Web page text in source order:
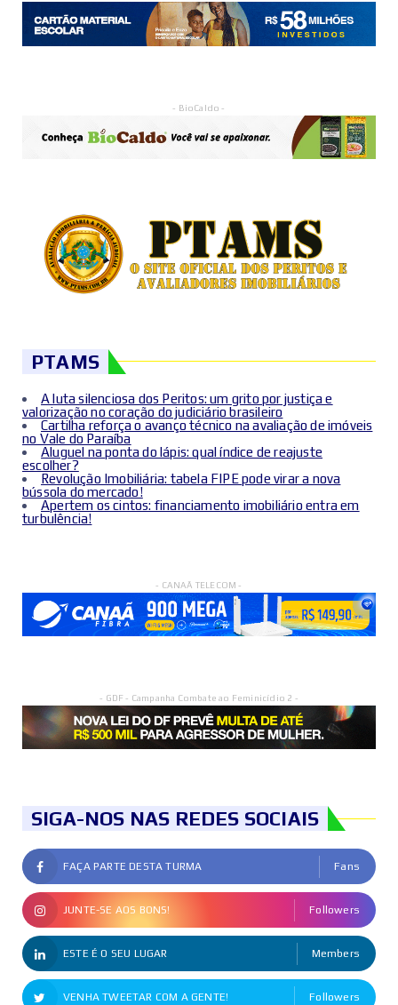
- BioCaldo -
PTAMS
A luta silenciosa dos Peritos: um grito por justiça e
valorização no coração do judiciário brasileiro
Cartilha reforça o avanço técnico na avaliação de imóveis
no Vale do Paraíba
Aluguel na ponta do lápis: qual índice de reajuste
escolher?
Revolução Imobiliária: tabela FIPE pode virar a nova
bússola do mercado!
Apertem os cintos: financiamento imobiliário entra em
turbulência!
- CANAÃ TELECOM -
- GDF - Campanha Combate ao Feminicídio 2 -
SIGA-NOS NAS REDES SOCIAIS
FAÇA PARTE DESTA TURMA Fans
JUNTE-SE AOS BONS! Followers
ESTE É O SEU LUGAR Members
VENHA TWEETAR COM A GENTE! Followers